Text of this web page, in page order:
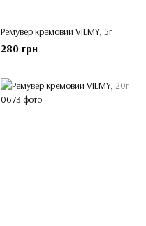
Ремувер кремовий VILMY, 5г
280 грн